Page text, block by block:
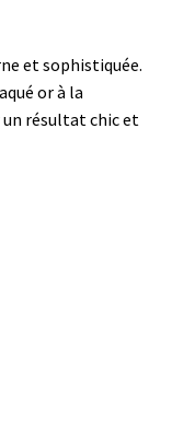
et sophistiquée.
or à la
résultat chic et